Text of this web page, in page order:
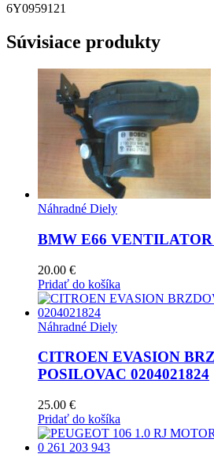
6Y0959121
Súvisiace produkty
Náhradné Diely
BMW E66 VENTILATOR
20.00 €
Pridať do košíka
Náhradné Diely
CITROEN EVASION
POSILOVAC 0204021824
25.00 €
Pridať do košíka